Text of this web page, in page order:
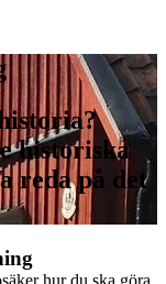
historiska
reda på det
hur du ska göra